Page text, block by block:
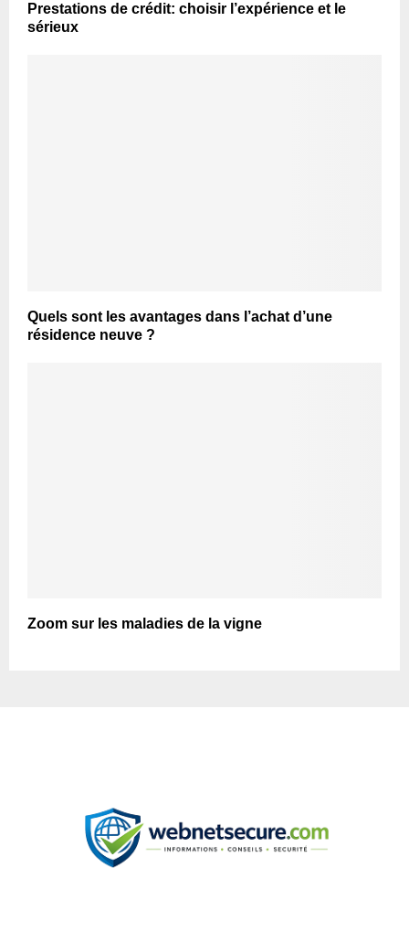
Prestations de crédit: choisir l’expérience et le
sérieux
Quels sont les avantages dans l’achat d’une
résidence neuve ?
Zoom sur les maladies de la vigne